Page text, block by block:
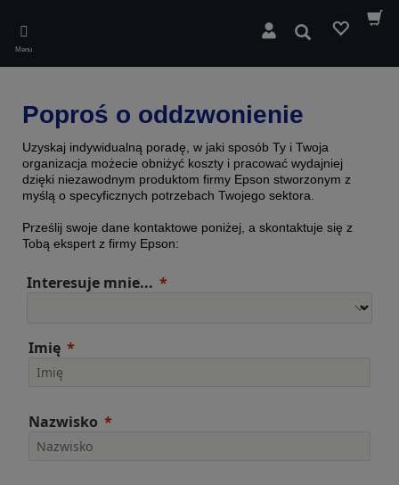
main
content
Menu
Wyszukaj
Poproś o oddzwonienie
Uzyskaj indywidualną poradę, w jaki sposób Ty i Twoja
organizacja możecie obniżyć koszty i pracować wydajniej
dzięki niezawodnym produktom firmy Epson stworzonym z
myślą o specyficznych potrzebach Twojego sektora.
Prześlij swoje dane kontaktowe poniżej, a skontaktuje się z
Tobą ekspert z firmy Epson:
Interesuje mnie...
Imię
Nazwisko